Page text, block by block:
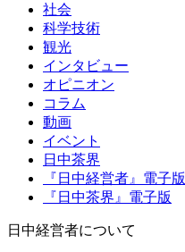
社会
科学技術
観光
インタビュー
オピニオン
コラム
動画
イベント
日中茶界
『日中経営者』電子版
『日中茶界』電子版
日中経営者について